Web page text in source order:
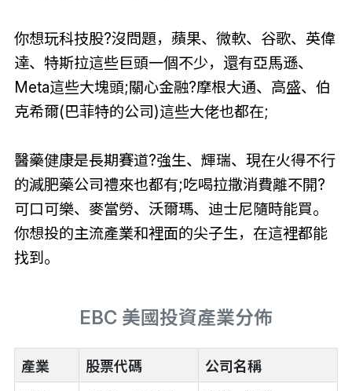
你想玩科技股?沒問題，蘋果、微軟、谷歌、英偉
達、特斯拉這些巨頭一個不少，還有亞馬遜、
Meta這些大塊頭;關心金融?摩根大通、高盛、伯
克希爾(巴菲特的公司)這些大佬也都在;
醫藥健康是長期賽道?強生、輝瑞、現在火得不行
的減肥藥公司禮來也都有;吃喝拉撒消費離不開?
可口可樂、麥當勞、沃爾瑪、迪士尼隨時能買。
你想投的主流產業和裡面的尖子生，在這裡都能
找到。
EBC 美國投資產業分佈
產業 股票代碼 公司名稱